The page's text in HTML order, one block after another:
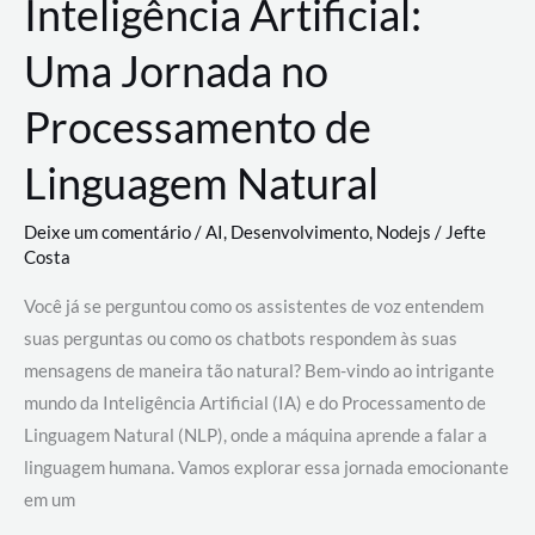
Inteligência Artificial:
Uma Jornada no
Processamento de
Linguagem Natural
Deixe um comentário/AI, Desenvolvimento, Nodejs / Jefte
Costa
Você já se perguntou como os assistentes de voz entendem
suas perguntas ou como os chatbots respondem às suas
mensagens de maneira tão natural? Bem-vindo ao intrigante
mundo da Inteligência Artificial (IA) e do Processamento de
Linguagem Natural (NLP), onde a máquina aprende a falar a
linguagem humana. Vamos explorar essa jornada emocionante
em um